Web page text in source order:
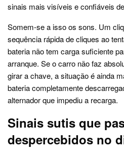
sinais mais visíveis e confiáveis
Somem-se a isso os sons. Um
sequência rápida de cliques ao
bateria não tem carga suficiente
arranque. Se o carro não faz
girar a chave, a situação é ainda
bateria completamente
alternador que impediu a recarga.
Sinais sutis que
despercebidos no